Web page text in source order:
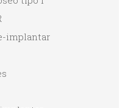
implantar